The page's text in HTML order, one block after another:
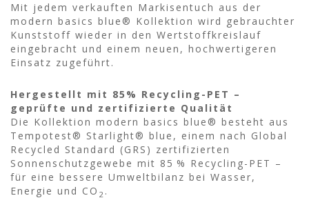
Mit jedem verkauften Markisentuch aus der
modern basics blue® Kollektion wird gebrauchter
Kunststoff wieder in den Wertstoffkreislauf
eingebracht und einem neuen, hochwertigeren
Einsatz zugeführt.
Hergestellt mit 85% Recycling-PET –
geprüfte und zertifizierte Qualität
Die Kollektion modern basics blue® besteht aus
Tempotest® Starlight® blue, einem nach Global
Recycled Standard (GRS) zertifizierten
Sonnenschutzgewebe mit 85 % Recycling-PET –
für eine bessere Umweltbilanz bei Wasser,
Energie und CO 2 .